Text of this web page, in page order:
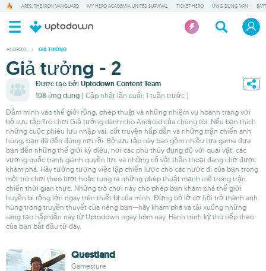
ARES: THE IRON VANGUARD MY HERO ACADEMIA UNITED SURVIVAL TICKET HERO ỨNG DỤNG VPN
ANDROID / GIẢ TƯỞNG
Giả tưởng - 2
Được tạo bởi Uptodown Content Team
108 ứng dụng ( Cập nhật lần cuối: 1 tuần trước )
Đắm mình vào thế giới rồng, phép thuật và những nhiệm vụ hoành tráng với
bộ sưu tập Trò chơi Giả tưởng dành cho Android của chúng tôi. Nếu bạn thích
những cuộc phiêu lưu nhập vai, cốt truyện hấp dẫn và những trận chiến anh
hùng, bạn đã đến đúng nơi rồi. Bộ sưu tập này bao gồm nhiều tựa game đưa
bạn đến những thế giới kỳ diệu, nơi các phù thủy đụng độ với quái vật, các
vương quốc tranh giành quyền lực và những cố vật thần thoại đang chờ được
khám phá. Hãy tưởng tượng việc lập chiến lược cho các nước đi của bạn trong
một trò chơi theo lượt hoặc tung ra những phép thuật mạnh mẽ trong trận
chiến thời gian thực. Những trò chơi này cho phép bạn khám phá thế giới
huyền bí rộng lớn ngay trên thiết bị của mình. Đừng bỏ lỡ cơ hội trở thành anh
hùng trong truyền thuyết của riêng bạn—hãy khám phá và tải xuống những
sáng tạo hấp dẫn này từ Uptodown ngay hôm nay. Hành trình kỳ thú tiếp theo
của bạn bắt đầu từ đây.
Questland
Gamesture